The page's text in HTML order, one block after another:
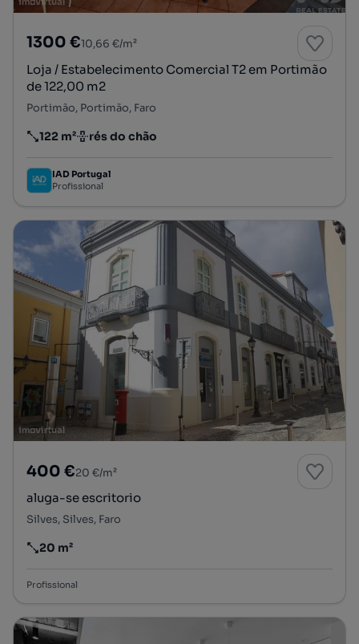
1300 €10,66 €/m²
Loja / Estabelecimento Comercial T2 em Portimão
de 122,00 m2
Portimão, Portimão, Faro
Preço por metro quadrado
122 m²
Andar rés do chão
IAD Portugal
Profissional
400 €20 €/m²
aluga-se escritorio
Silves, Silves, Faro
Preço por metro quadrado
20 m²
Profissional